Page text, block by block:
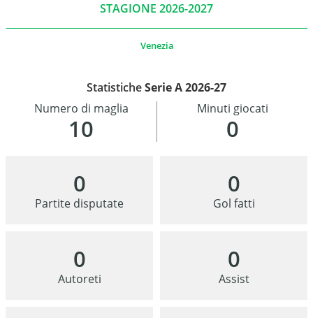
STAGIONE 2026-2027
Venezia
StatisticheSerie A 2026-27
10
Numero di maglia
0
Minuti giocati
0
Partite disputate
0
Gol fatti
0
Autoreti
0
Assist